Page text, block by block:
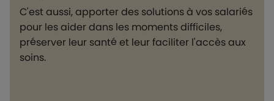
C'est aussi, apporter des solutions à vos salariés
pour les aider dans les moments difficiles,
préserver leur santé et leur faciliter l'accès aux
soins.